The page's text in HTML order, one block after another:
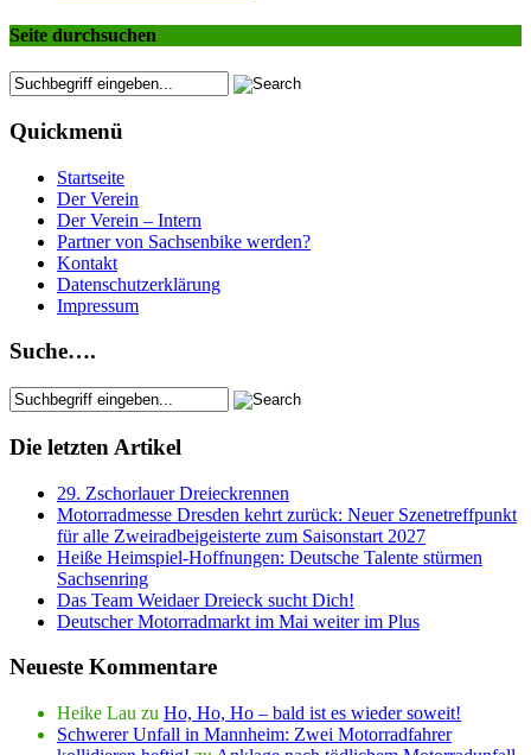
Seite durchsuchen
Quickmenü
Startseite
Der Verein
Der Verein – Intern
Partner von Sachsenbike werden?
Kontakt
Datenschutzerklärung
Impressum
Suche….
Die letzten Artikel
29. Zschorlauer Dreieckrennen
Motorradmesse Dresden kehrt zurück: Neuer Szenetreffpunkt
für alle Zweiradbeigeisterte zum Saisonstart 2027
Heiße Heimspiel-Hoffnungen: Deutsche Talente stürmen
Sachsenring
Das Team Weidaer Dreieck sucht Dich!
Deutscher Motorradmarkt im Mai weiter im Plus
Neueste Kommentare
Heike Lau zu Ho, Ho, Ho – bald ist es wieder soweit!
Schwerer Unfall in Mannheim: Zwei Motorradfahrer